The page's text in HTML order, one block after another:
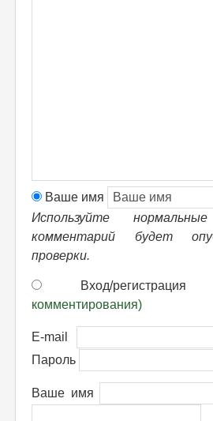
Ваше имя
Используйте
комментарий будет
проверки.
Вход/
комментирования)
E-mail
Пароль
Ваше имя